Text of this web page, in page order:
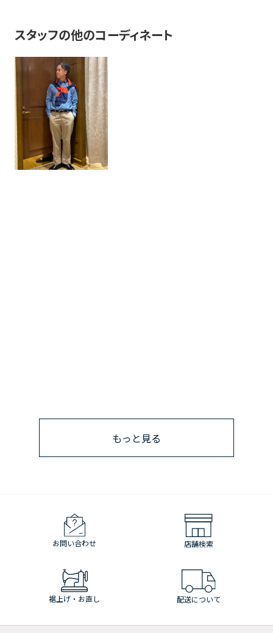
スタッフの他のコーディネート
もっと見る
お問い合わせ 店舗検索
裾上げ・お直し 配送について